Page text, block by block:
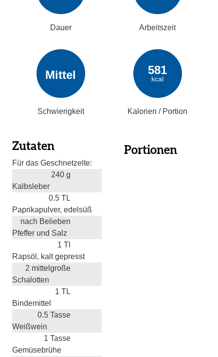
Dauer Arbeitszeit
Mittel
Schwierigkeit
581
kcal
Kalorien / Portion
Zutaten
Für das Geschnetzelte:
240 g
Kalbsleber
0.5 TL
Paprikapulver, edelsüß
nach Belieben
Pfeffer und Salz
1 Tl
Rapsöl, kalt gepresst
2 mittelgroße
Schalotten
1 TL
Bindemittel
0.5 Tasse
Weißwein
1 Tasse
Gemüsebrühe
Portionen